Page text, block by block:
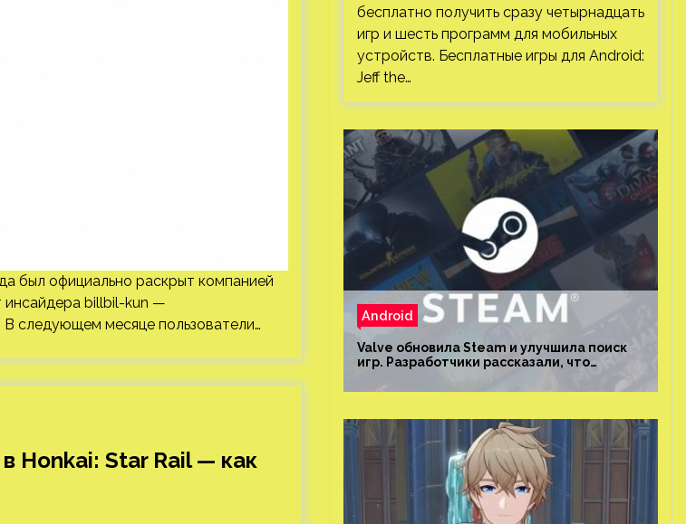
был официально раскрыт компанией
инсайдера billbil-kun —
следующем месяце пользователи…
Honkai: Star Rail — как
бесплатно получить сразу четырнадцать
игр и шесть программ для мобильных
устройств. Бесплатные игры для Android:
Jeff the…
Android
Valve обновила Steam и улучшила поиск
игр. Разработчики рассказали, что